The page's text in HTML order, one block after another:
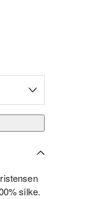
silke.